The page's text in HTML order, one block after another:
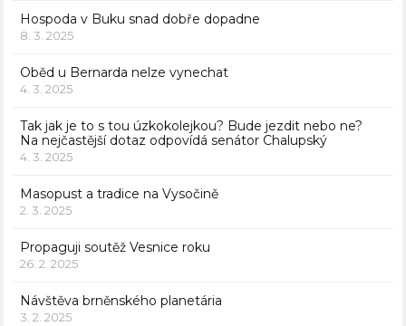
Hospoda v Buku snad dobře dopadne
8. 3. 2025
Oběd u Bernarda nelze vynechat
4. 3. 2025
Tak jak je to s tou úzkokolejkou? Bude jezdit nebo ne?
Na nejčastější dotaz odpovídá senátor Chalupský
4. 3. 2025
Masopust a tradice na Vysočině
2. 3. 2025
Propaguji soutěž Vesnice roku
26. 2. 2025
Návštěva brněnského planetária
3. 2. 2025